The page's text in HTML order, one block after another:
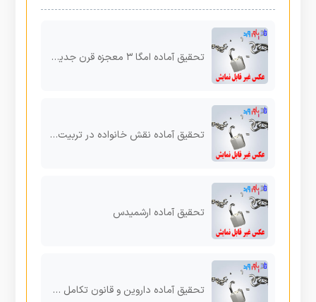
تحقیق آماده امگا ۳ معجزه قرن جدید در پیش گیري از بیماري ها
تحقیق آماده نقش خانواده در تربیت و الگو پذیري فرزندان
تحقیق آماده ارشمیدس
تحقیق آماده داروین و قانون تکامل گونه ها